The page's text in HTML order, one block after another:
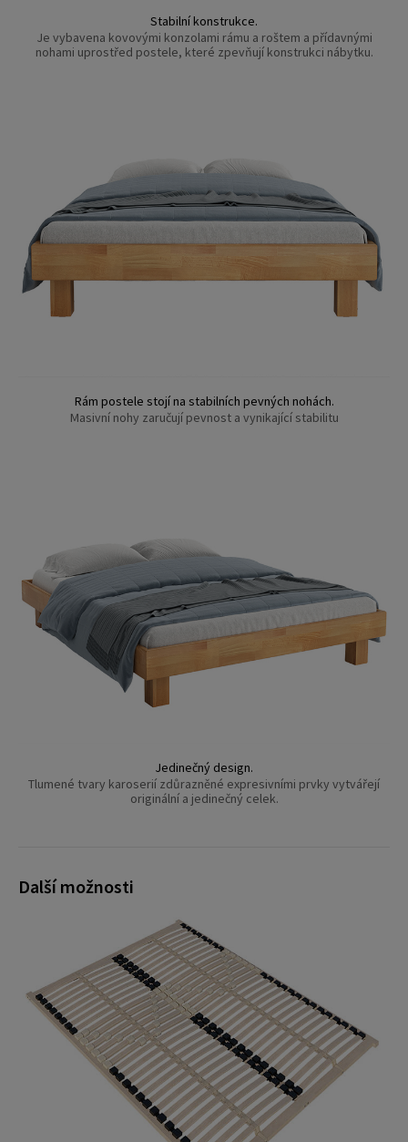
Stabilní konstrukce.
Je vybavena kovovými konzolami rámu a roštem a přídavnými
nohami uprostřed postele, které zpevňují konstrukci nábytku.
Rám postele stojí na stabilních pevných nohách.
Masivní nohy zaručují pevnost a vynikající stabilitu
Jedinečný design.
Tlumené tvary karoserií zdůrazněné expresivními prvky vytvářejí
originální a jedinečný celek.
Další možnosti